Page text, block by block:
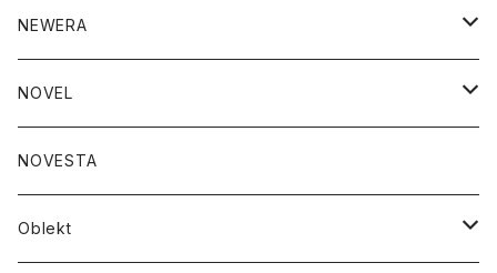
コート
ジャケット
アクセサリー
バッグ
グッズ
ウォレット
靴
トップス
ジャケット
ボトム
アウター
コート
ジャケット
アクセサリー
バッグ
ブレスレット
グッズ
靴
トップス
NEWERA
帽子
NOVEL
トップス
カットソー
ボトム
NOVESTA
Oblekt